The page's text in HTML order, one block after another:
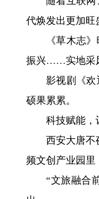
代焕发出更加
《草木志
振兴……实地采
影视剧《
硕果累累。
科技赋能，
西安大唐不
频文创产业园
“文旅融合